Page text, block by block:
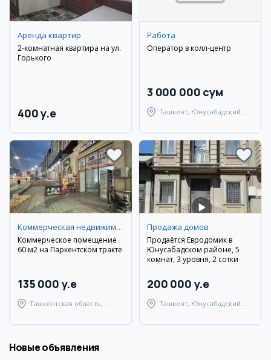
Аренда квартир
2-комнатная квартира на ул.
Горького
400 y.e
Работа
Оператор в колл-центр
3 000 000 сум
Ташкент, Юнусабадский
Коммерческая недвижимость
Коммерческое помещение
60 м2 на Паркентском тракте
135 000 y.e
Ташкентская область,
Продажа домов
Продаётся Евродомик в
Юнусабадском районе, 5
комнат, 3 уровня, 2 сотки
200 000 y.e
Ташкент, Юнусабадский
Новые объявления